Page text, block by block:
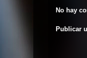
No hay
Publicar